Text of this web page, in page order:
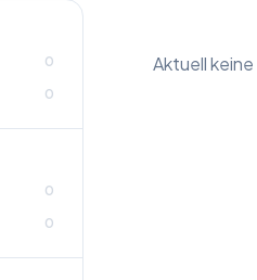
0
0
0
0
Aktuell keine